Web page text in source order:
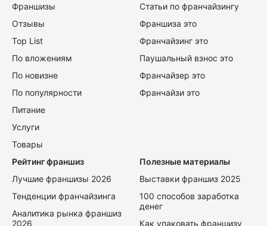
Франшизы
Отзывы
Top List
По вложениям
По новизне
По популярности
Питание
Услуги
Товары
Статьи по франчайзингу
Франшиза это
Франчайзинг это
Паушальный взнос это
Франчайзер это
Франчайзи это
Рейтинг франшиз
Лучшие франшизы 2026
Тенденции франчайзинга
Аналитика рынка франшиз
2026
Полезные материалы
Выставки франшиз 2025
100 способов заработка
денег
Как упаковать франшизу